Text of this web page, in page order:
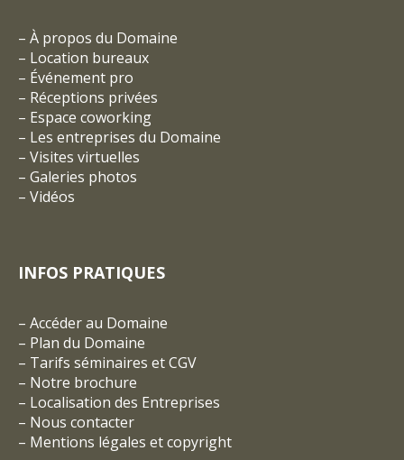
– À propos du Domaine
– Location bureaux
– Événement pro
– Réceptions privées
– Espace coworking
– Les entreprises du Domaine
– Visites virtuelles
– Galeries photos
– Vidéos
INFOS PRATIQUES
– Accéder au Domaine
– Plan du Domaine
– Tarifs séminaires et CGV
– Notre brochure
– Localisation des Entreprises
– Nous contacter
– Mentions légales et copyright